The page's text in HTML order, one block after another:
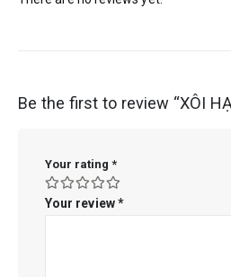
Be the first to review “XÔI
Your rating *
Your review*